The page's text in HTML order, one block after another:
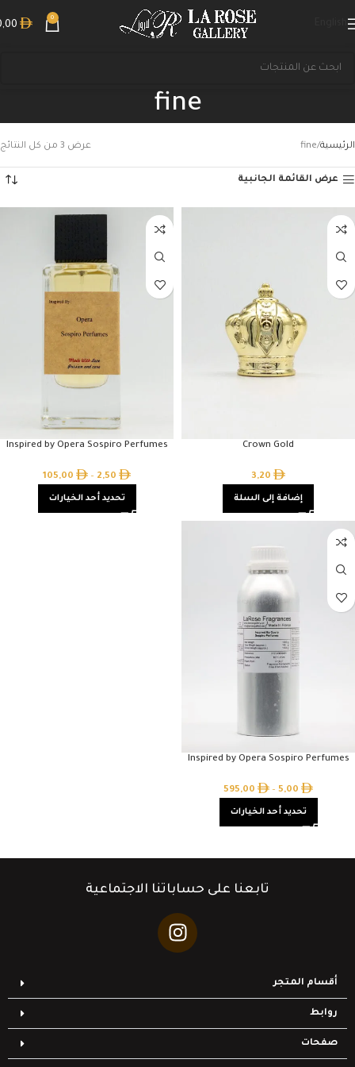
0
fine
الرئيسية fine عرض ⁦3⁩ من كل النتائج
عرض القائمة الجانبية
Crown Gold
3,20
إضافة إلى السلة
Inspired by Opera Sospiro Perfumes
2,50
–
105,00
تحديد أحد الخيارات
Inspired by Opera Sospiro Perfumes
5,00
–
595,00
تحديد أحد الخيارات
تابعنا على حساباتنا الاجتماعية
أقسام المتجر
روابط
صفحات